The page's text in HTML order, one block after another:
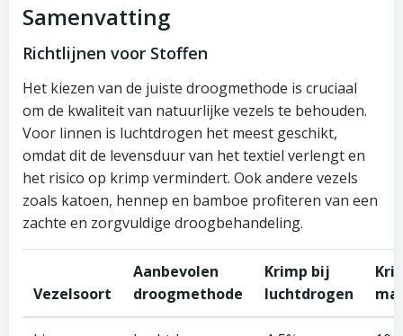
Samenvatting
Richtlijnen voor Stoffen
Het kiezen van de juiste droogmethode is cruciaal
om de kwaliteit van natuurlijke vezels te behouden.
Voor linnen is luchtdrogen het meest geschikt,
omdat dit de levensduur van het textiel verlengt en
het risico op krimp vermindert. Ook andere vezels
zoals katoen, hennep en bamboe profiteren van een
zachte en zorgvuldige droogbehandeling.
Vezelsoort
Aanbevolen
droogmethode
Krimp bij
luchtdrogen